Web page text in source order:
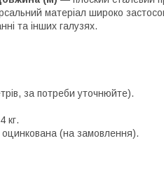
матеріал широко
та інших галузях.
за потреби уточнюйте).
кг.
оцинкована (на замовлення).